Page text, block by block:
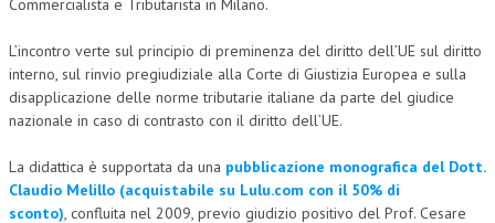
TREASURY IN FINANCIAL SERVICES
RISK MANAGEMENT
SVILUPPO SOSTENIBILE
L’UMANISTA
DIRITTO
Commercialista e Tributarista in Milano.
L’incontro verte sul principio di preminenza del diritto dell’UE sul diritto
interno, sul rinvio pregiudiziale alla Corte di Giustizia Europea e sulla
disapplicazione delle norme tributarie italiane da parte del giudice
nazionale in caso di contrasto con il diritto dell’UE.
La didattica è supportata da una pubblicazione monografica del Dott.
Claudio Melillo (acquistabile su Lulu.com con il 50% di
sconto), confluita nel 2009, previo giudizio positivo del Prof. Cesare